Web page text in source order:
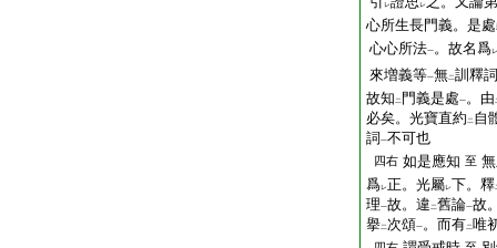
レ レ
心所生長門義。是
心心所法一。故名爲レ
來増義等一無二訓釋
故知 二 門義是處一。由
必矣。光寶直約 二 自
詞 一不可也
四右 如是應知 至
爲レ正。光屬レ下。釋
理一故。違 二舊論一故
擧二次頌一。而有二唯